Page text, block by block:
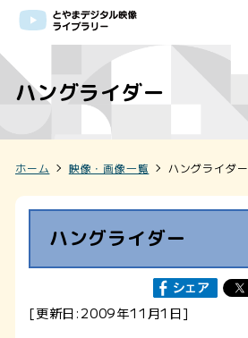
ハングライダー
ホーム 映像・画像一覧 ハングライダー
ハングライダー
[更新日:2009年11月1日]